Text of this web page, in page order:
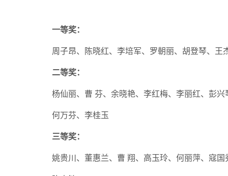
一等奖：
周子昂、陈晓红、李培军、罗朝丽、胡登琴、王
二等奖：
杨仙丽、曹 芬、余晓艳、李红梅、李丽红、彭兴
何万芬、李桂玉
三等奖：
姚贵川、董惠兰、曹 翔、高玉玲、何丽萍、寇国